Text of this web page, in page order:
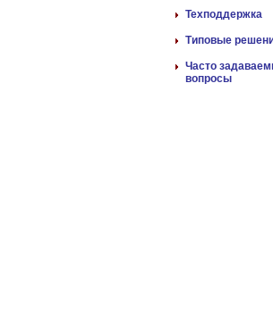
Техподдержка
Типовые
Часто
вопросы